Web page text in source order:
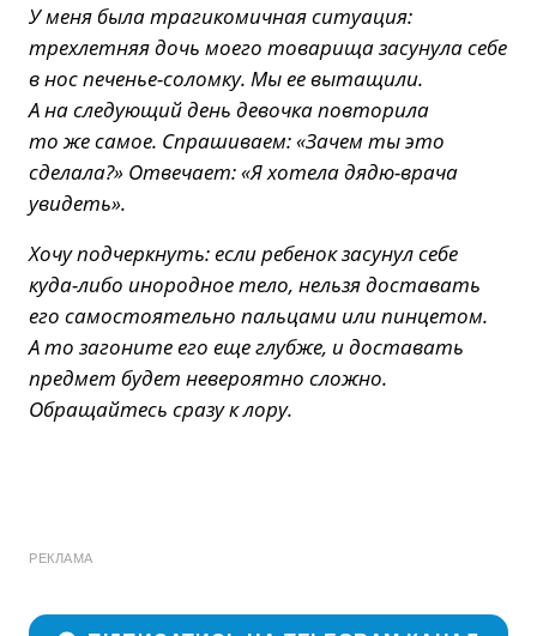
У меня была трагикомичная ситуация:
трехлетняя дочь моего товарища засунула себе
в нос печенье-соломку. Мы ее вытащили.
А на следующий день девочка повторила
то же самое. Спрашиваем: «Зачем ты это
сделала?» Отвечает: «Я хотела дядю-врача
увидеть».
Хочу подчеркнуть: если ребенок засунул себе
куда-либо инородное тело, нельзя доставать
его самостоятельно пальцами или пинцетом.
А то загоните его еще глубже, и доставать
предмет будет невероятно сложно.
Обращайтесь сразу к лору.
РЕКЛАМА